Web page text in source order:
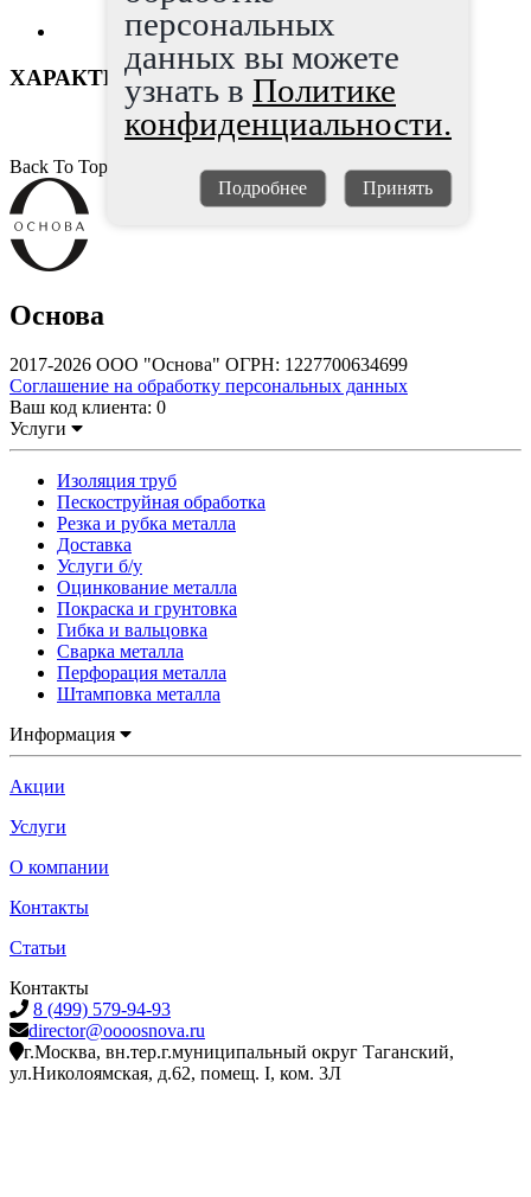
ХАРАКТЕРИСТИКИ
Back To Top
Основа
2017-2026 ООО "Основа" ОГРН: 1227700634699
Соглашение на обработку персональных данных
Ваш код клиента: 0
Услуги
Изоляция труб
Пескоструйная обработка
Резка и рубка металла
Доставка
Услуги б/у
Оцинкование металла
Покраска и грунтовка
Гибка и вальцовка
Сварка металла
Перфорация металла
Штамповка металла
Информация
Акции
Услуги
О компании
Контакты
Статьи
Контакты
8 (499) 579-94-93
director@oooosnova.ru
г.Москва, вн.тер.г.муниципальный округ Таганский,
ул.Николоямская, д.62, помещ. I, ком. 3Л
персональных
данных вы можете
узнать в Политике
конфиденциальности.
Подробнее Принять